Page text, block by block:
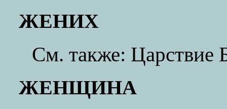
ЖЕНИХ
См. также:
ЖЕНЩИНА